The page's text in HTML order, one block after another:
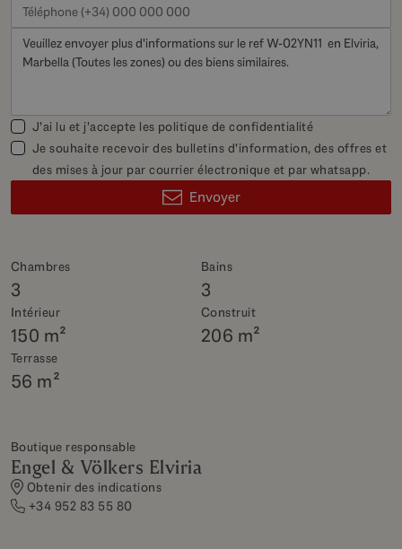
Chambres
3
Bains
3
Intérieur
150 m²
Construit
206 m²
Terrasse
56 m²
Boutique responsable
Engel & Völkers Elviria
Obtenir des indications
+34 952 83 55 80
J'ai lu et j'accepte les politique de confidentialité
Je souhaite recevoir des bulletins d'information, des offres et
des mises à jour par courrier électronique et par whatsapp.
Envoyer